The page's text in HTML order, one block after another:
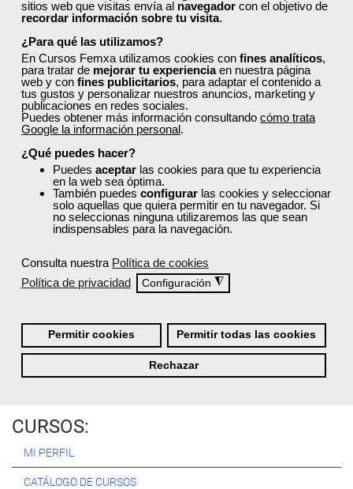
sitios web que visitas envía al navegador con el objetivo de
recordar información sobre tu visita.
¿Para qué las utilizamos?
En Cursos Femxa utilizamos cookies con fines analíticos,
para tratar de mejorar tu experienciaen nuestra página
web y con fines publicitarios, para adaptar el contenido a
tus gustos y personalizar nuestros anuncios, marketing y
publicaciones en redes sociales.
Puedes obtener más información consultando cómo trata
Google la información personal.
¿Qué puedes hacer?
Puedes aceptar las cookies para que tu experiencia
en la web sea óptima.
También puedes configurar las cookies y seleccionar
solo aquellas que quiera permitir en tu navegador. Si
no seleccionas ninguna utilizaremos las que sean
indispensables para la navegación.
Consulta nuestra Política de cookies
Política de privacidad
Configuración ◮
Permitir cookies Permitir todas las cookies
Rechazar
Si, quiero recibir información sobre cursos, ofertas
exclusivas y recursos para el aprendizaje.
Términos y condiciones
He leído y acepto la Política de Privacidad
Registrarse
Quiénes Somos:
Especialistas en consultoría y formación para el empleo
Nuestro objetivo diario es, única y exclusivamente, ayudarte a
conseguir tus metas profesionales ofreciéndote los mejores
CURSOS:
MI PERFIL
CATÁLOGO DE CURSOS